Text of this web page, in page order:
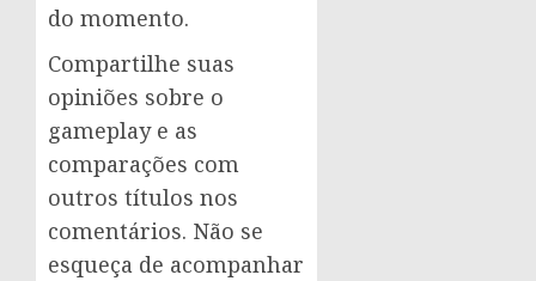
do momento.
Compartilhe suas
opiniões sobre o
gameplay e as
comparações com
outros títulos nos
comentários. Não se
esqueça de acompanhar